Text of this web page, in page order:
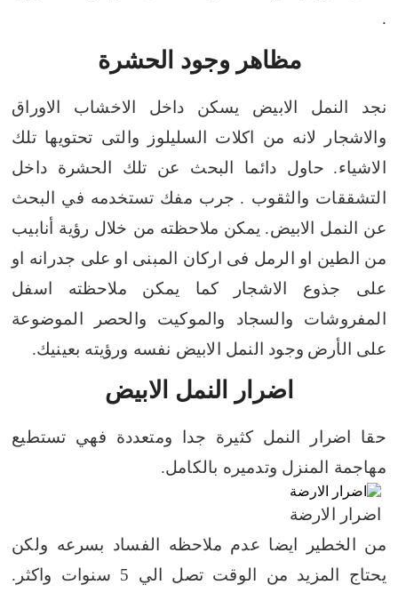
.
مظاهر وجود الحشرة
نجد النمل الابيض يسكن داخل الاخشاب الاوراق
والاشجار لانه من اكلات السليلوز والتى تحتويها تلك
الاشياء. حاول دائما البحث عن تلك الحشرة داخل
التشققات والثقوب . جرب مفك تستخدمه في البحث
عن النمل الابيض. يمكن ملاحظته من خلال رؤية أنابيب
من الطين او الرمل فى اركان المبنى او على جدرانه او
على جذوع الاشجار
كما يمكن ملاحظته اسفل
المفروشات والسجاد والموكيت والحصر الموضوعة
على الأرض وجود النمل الابيض نفسه ورؤيته بعينيك.
اضرار النمل الابيض
حقا اضرار النمل كثيرة جدا ومتعددة فهي تستطيع
مهاجمة المنزل وتدميره بالكامل.
اضرار الارضة
من الخطير ايضا عدم ملاحظه الفساد بسرعه ولكن
يحتاج المزيد من الوقت تصل الي 5 سنوات واكثر.